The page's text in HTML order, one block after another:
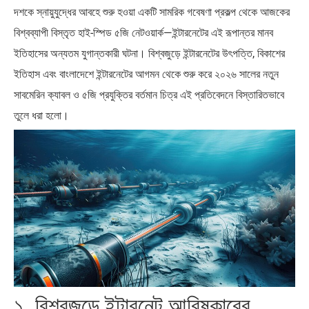
এশিয়ান সেঞ্চুরির দ্বৈরথ: চীন-ভারতের
দশকে স্নায়ুযুদ্ধের আবহে শুরু হওয়া একটি সামরিক গবেষণা প্রকল্প থেকে আজকের
বিশ্বব্যাপী বিস্তৃত হাই-স্পিড ৫জি নেটওয়ার্ক—ইন্টারনেটের এই রূপান্তর মানব
ইতিহাসের অন্যতম যুগান্তকারী ঘটনা। বিশ্বজুড়ে ইন্টারনেটের উৎপত্তি, বিকাশের
ইতিহাস এবং বাংলাদেশে ইন্টারনেটের আগমন থেকে শুরু করে ২০২৬ সালের নতুন
সাবমেরিন ক্যাবল ও ৫জি প্রযুক্তির বর্তমান চিত্র এই প্রতিবেদনে বিস্তারিতভাবে
তুলে ধরা হলো।